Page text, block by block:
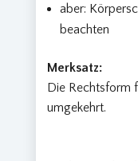
aber:
beachten
Merksatz:
Die Rechtsform
umgekehrt.